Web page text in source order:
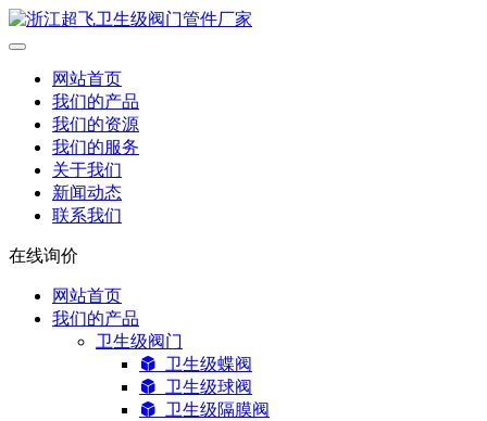
网站首页
我们的产品
我们的资源
我们的服务
关于我们
新闻动态
联系我们
在线询价
网站首页
我们的产品
卫生级阀门
卫生级蝶阀
卫生级球阀
卫生级隔膜阀